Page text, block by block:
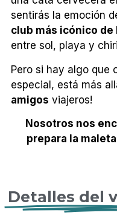
sentirás la emoción
club más icónico de
entre sol, playa y
Pero si hay algo que
especial, está más
amigos viajeros!
Nosotros nos
prepara la
Detalles del